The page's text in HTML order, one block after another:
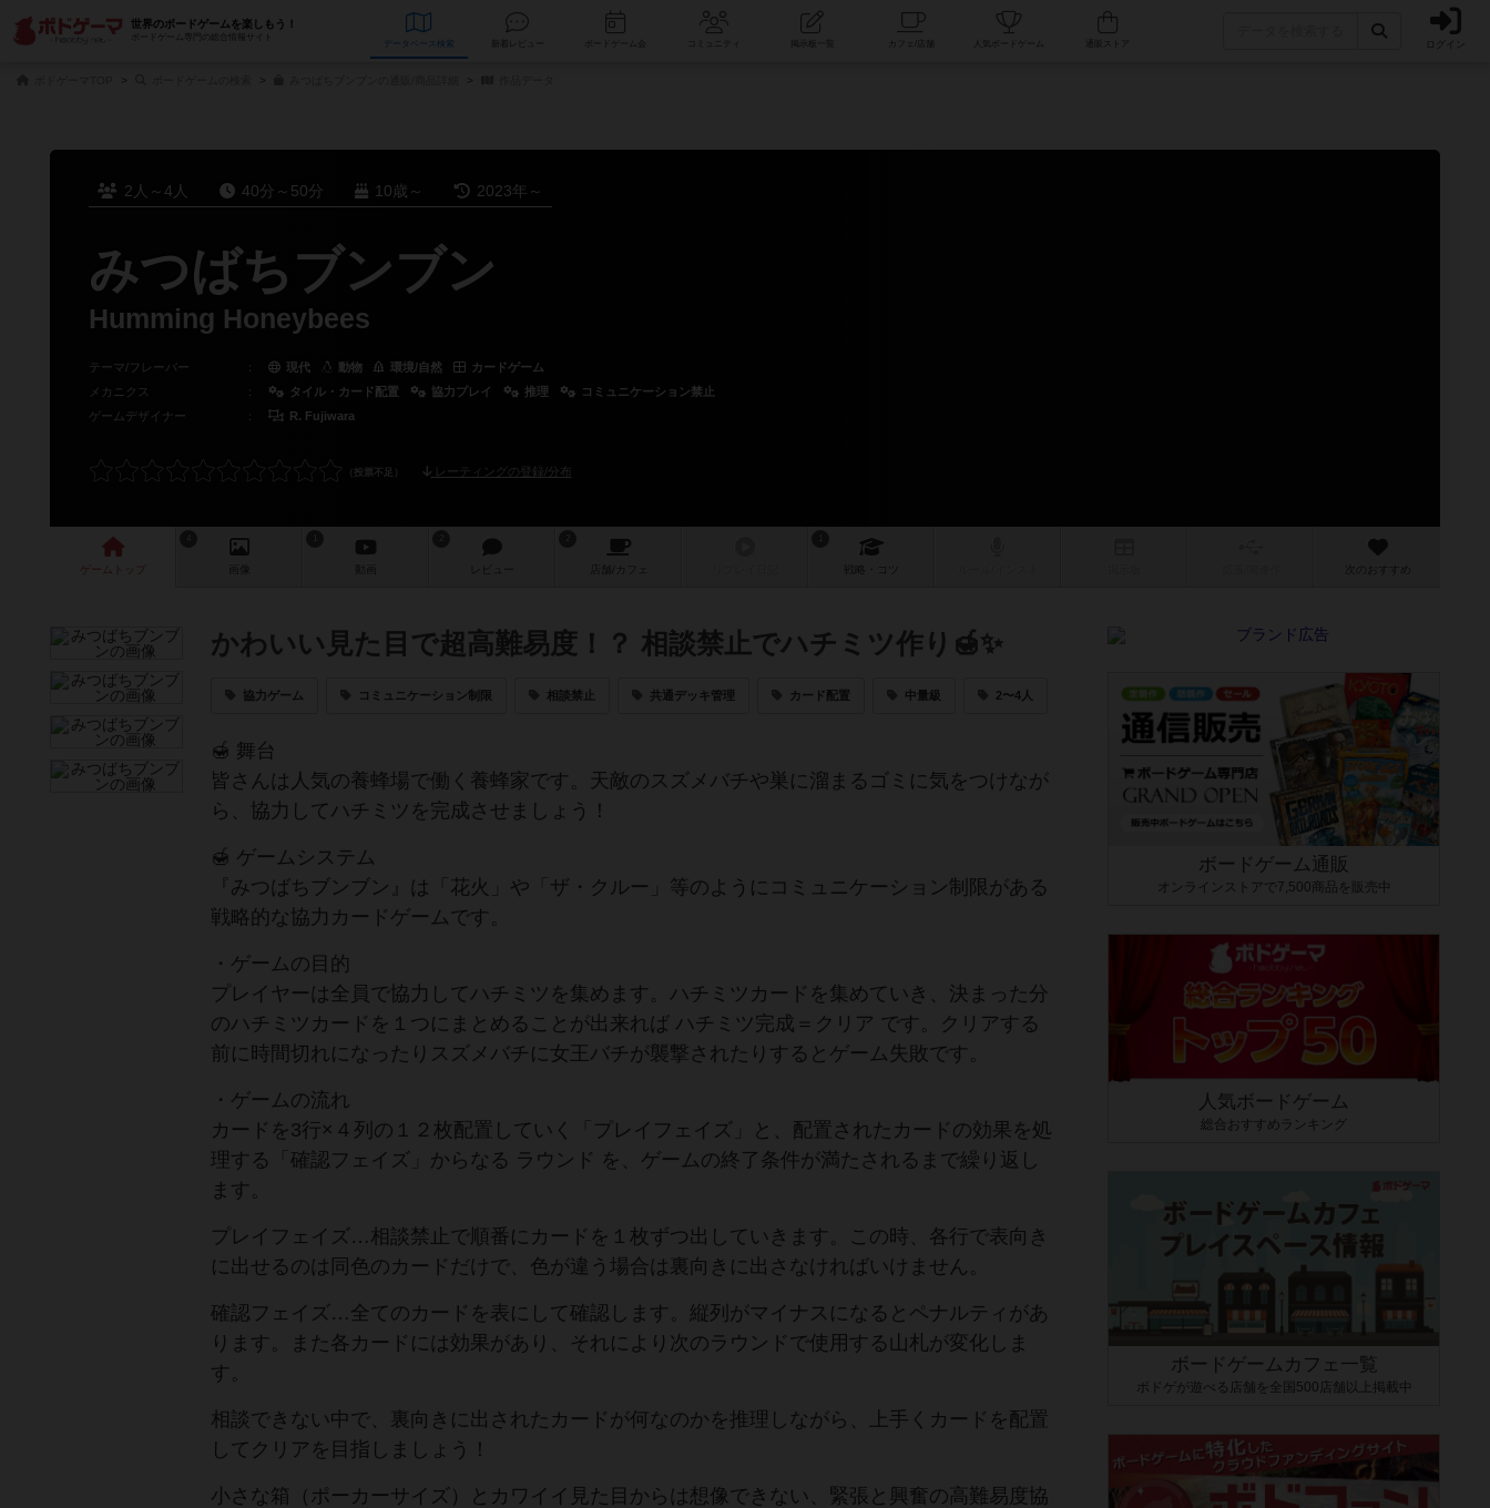
世界のボードゲームを楽しもう！
ボードゲーム専門の総合情報サイト
データベース コミュニティ 人気ボードゲーム ログイン
2人～4人 40分～50分 10歳～ 2023年～
みつばちブンブン
Humming Honeybees
テーマ/フレーバー ： 現代 動物 環境/自然
カードゲーム
メカニクス
： タイル・カード配置 協力プレイ 推理
コミュニケーション禁止
ゲームデザイナー
： R. Fujiwara
レーティングの登録/分布
ゲーム 画像 レビュー 店舗/ カフェ 戦略 次のおすすめ
かわいい見た目で超高難易度！？ 相談禁止でハチミツ作り🍯✨
協力ゲーム コミュニケーション制限 相談禁止 共通デッキ管理 カード配置 中量級 2〜4人
🍯 舞台
皆さんは人気の養蜂場で働く養蜂家です。天敵のスズメバチや巣に溜まるゴミに気をつけなが
ら、協力してハチミツを完成させましょう！
🍯 ゲームシステム
『みつばちブンブン』は「花火」や「ザ・クルー」等のようにコミュニケーション制限がある
戦略的な協力カードゲームです。
・ゲームの目的
プレイヤーは全員で協力してハチミツを集めます。ハチミツカードを集めていき、決まった分
のハチミツカードを１つにまとめることが出来れば ハチミツ完成＝クリア です。クリアする
前に時間切れになったりスズメバチに女王バチが襲撃されたりするとゲーム失敗です。
・ゲームの流れ
カードを3行×４列の１２枚配置していく「プレイフェイズ」と、配置されたカードの効果を処
理する「確認フェイズ」からなる ラウンド を、ゲームの終了条件が満たされるまで繰り返し
ます。
プレイフェイズ…相談禁止で順番にカードを１枚ずつ出していきます。この時、各行で表向き
に出せるのは同色のカードだけで、色が違う場合は裏向きに出さなければいけません。
確認フェイズ…全てのカードを表にして確認します。縦列がマイナスになるとペナルティがあ
ります。また各カードには効果があり、それにより次のラウンドで使用する山札が変化しま
す。
相談できない中で、裏向きに出されたカードが何なのかを推理しながら、上手くカードを配置
してクリアを目指しましょう！
小さな箱（ポーカーサイズ）とカワイイ見た目からは想像できない、緊張と興奮の高難易度協
ボードゲーム通販
オンラインストアで7,500商品を販売中
人気ボードゲーム
総合おすすめランキング
ボードゲームカフェ一覧
ボドゲが遊べる店舗を全国500店舗以上掲載中